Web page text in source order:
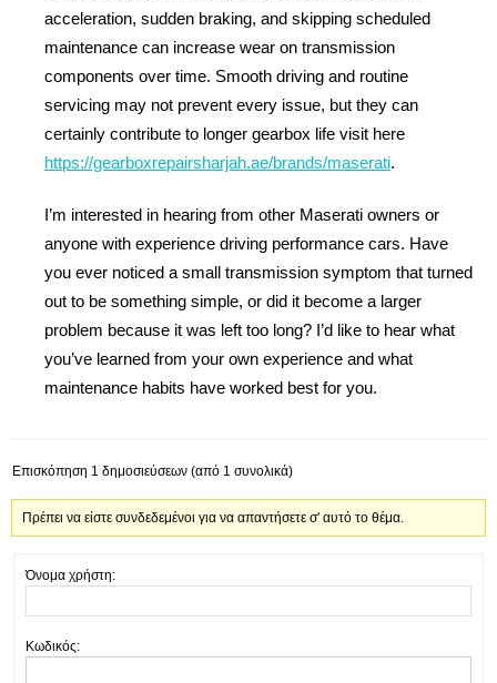
acceleration, sudden braking, and skipping scheduled
maintenance can increase wear on transmission
components over time. Smooth driving and routine
servicing may not prevent every issue, but they can
certainly contribute to longer gearbox life visit here
https://gearboxrepairsharjah.ae/brands/maserati.
I’m interested in hearing from other Maserati owners or
anyone with experience driving performance cars. Have
you ever noticed a small transmission symptom that turned
out to be something simple, or did it become a larger
problem because it was left too long? I’d like to hear what
you’ve learned from your own experience and what
maintenance habits have worked best for you.
Επισκόπηση 1 δημοσιεύσεων (από 1 συνολικά)
Πρέπει να είστε συνδεδεμένοι για να απαντήσετε σ' αυτό το θέμα.
Όνομα χρήστη:
Κωδικός: